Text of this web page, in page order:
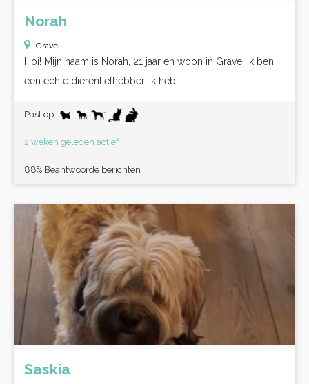
Norah
Grave
Hoi! Mijn naam is Norah, 21 jaar en woon in Grave. Ik ben
een echte dierenliefhebber. Ik heb...
Past op:
2 weken geleden actief
88% Beantwoorde berichten
Saskia